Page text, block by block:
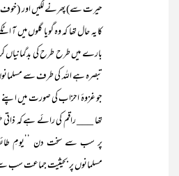
حیرت سے) پھرنے لگیں اور
کا یہ حال تھا کہ وہ گویا گلوں میں آ
بارے میں طرح طرح کی
تبصرہ ہے اللہ کی طرف سے
جو غزوۂ احزاب کی صورت میں اپنے
تھا ___ راقم کی رائے ہے کہ
پر سب سے سخت دن ’’یومِ
مسلمانوں پر بحیثیت جماعت سب